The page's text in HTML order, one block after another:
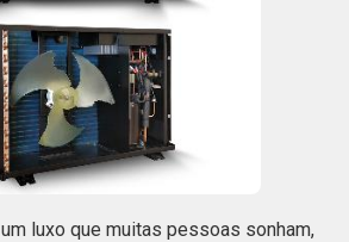
luxo que muitas pessoas sonham,